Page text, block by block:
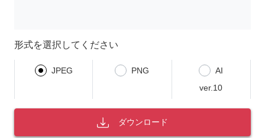
形式を選択してください
JPEG PNG
AI
ver.10
ダウンロード